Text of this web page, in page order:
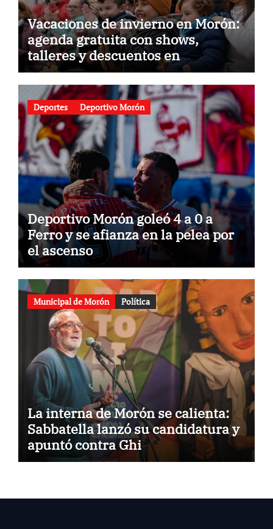
Vacaciones de invierno en Morón:
agenda gratuita con shows,
talleres y descuentos en
gastronomía
Deportes Deportivo Morón
Deportivo Morón goleó 4 a 0 a
Ferro y se afianza en la pelea por
el ascenso
Municipal de Morón Política
La interna de Morón se calienta:
Sabbatella lanzó su candidatura y
apuntó contra Ghi